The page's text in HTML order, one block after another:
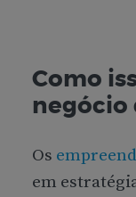
Como
Os
em